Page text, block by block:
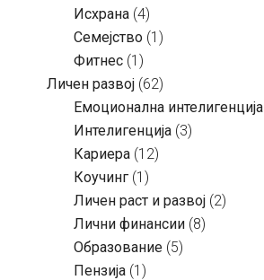
Исхрана (4)
Семејство (1)
Фитнес (1)
Личен развој (62)
Емоционална интелигенција
Интелигенција (3)
Кариера (12)
Коучинг (1)
Личен раст и развој (2)
Лични финансии (8)
Образование (5)
Пензија (1)